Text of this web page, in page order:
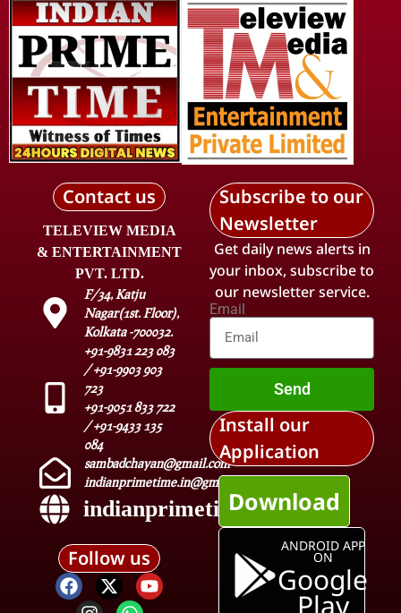
Contact us
TELEVIEW MEDIA
& ENTERTAINMENT
PVT. LTD.
F/34, Katju
Nagar(1st. Floor),
Kolkata -700032.
+91-9831 223 083
/ +91-9903 903
723
+91-9051 833 722
/ +91-9433 135
084
sambadchayan@gmail.com
indianprimetime.in@gmail.com
indianprimetime.in
Follow us
Subscribe to our
Newsletter
Get daily news alerts in
your inbox, subscribe to
our newsletter service.
Email
Send
Install our
Application
Download
ANDROID APP
ON
Google
Play